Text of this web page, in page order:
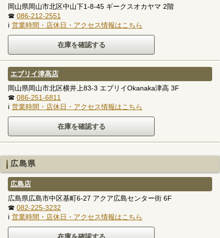
岡山県岡山市北区中山下1-8-45 ギークスオカヤマ 2階
☎ 086-212-2551
ℹ 営業時間・店休日・アクセス情報はこちら
エブリイ津高店
岡山県岡山市北区横井上83-3 エブリイOkanaka津高 3F
☎ 086-251-6811
ℹ 営業時間・店休日・アクセス情報はこちら
広島県
広島店
広島県広島市中区基町6-27 アクア広島センター街 6F
☎ 082-225-3232
ℹ 営業時間・店休日・アクセス情報はこちら